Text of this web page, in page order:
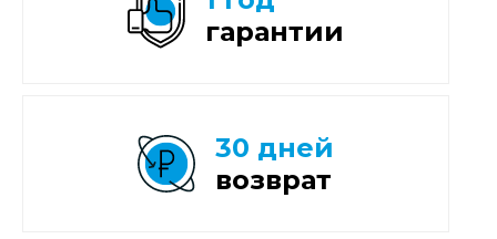
гарантии
30 дней
возврат